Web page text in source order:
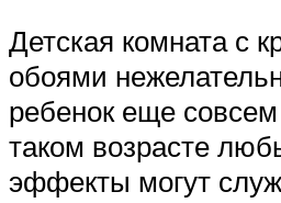
Детская комната с
обоями
ребенок еще
таком возрасте
эффекты могут